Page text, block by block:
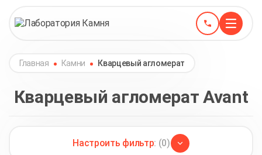
Главная Камни Кварцевый агломерат
Кварцевый агломерат Avant
Настроить фильтр: (0)